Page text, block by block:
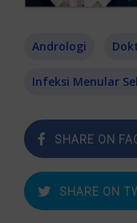
Andrologi
Infeksi Menular
SHARE ON
SHARE ON